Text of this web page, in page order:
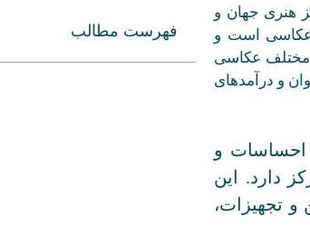
هنری جهان و
عکاسی است و
مختلف عکاسی
و درآمدهای
احساسات و
دارد. این
و تجهیزات،
فهرست مطالب